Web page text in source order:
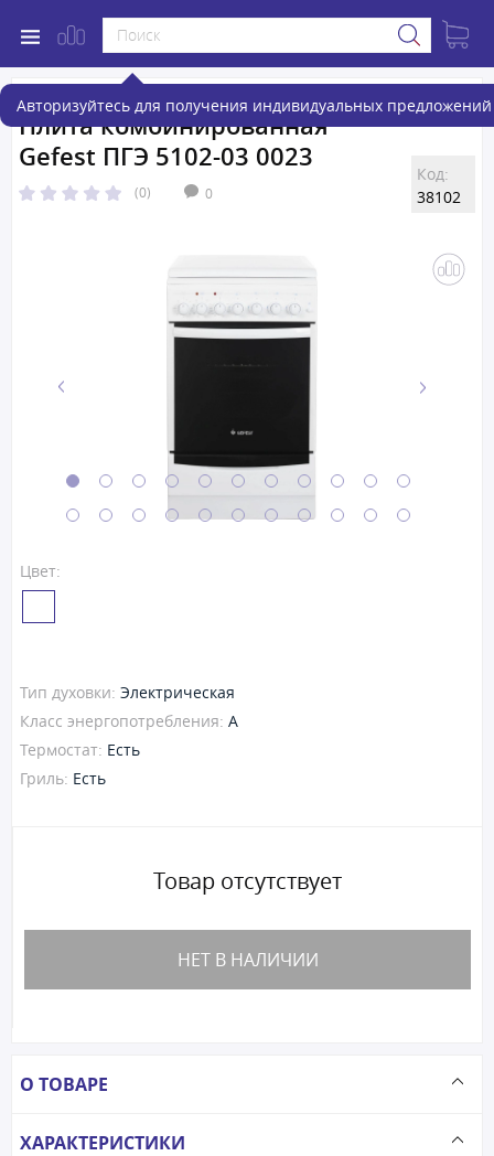
Авторизуйтесь для получения индивидуальных предложений
Плита комбинированная
Gefest ПГЭ 5102-03 0023
(0) 0
Код:
38102
Цвет:
Тип духовки: Электрическая
Класс энергопотребления: A
Термостат: Есть
Гриль: Есть
Товар отсутствует
НЕТ В НАЛИЧИИ
О ТОВАРЕ
ХАРАКТЕРИСТИКИ